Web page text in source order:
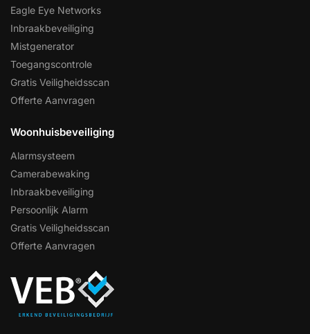
Eagle Eye Networks
Inbraakbeveiliging
Mistgenerator
Toegangscontrole
Gratis Veiligheidsscan
Offerte Aanvragen
Woonhuisbeveiliging
Alarmsysteem
Camerabewaking
Inbraakbeveiliging
Persoonlijk Alarm
Gratis Veiligheidsscan
Offerte Aanvragen